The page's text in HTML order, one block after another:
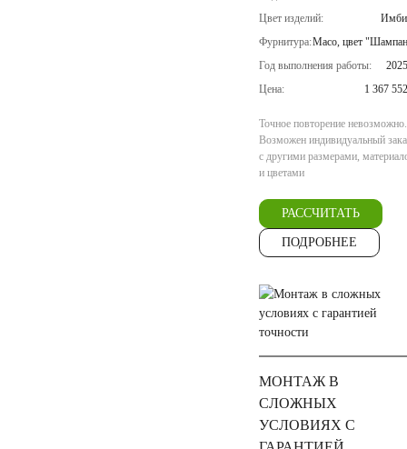
Цвет изделий:
Фурнитура:Maco, цвет
Год выполнения работы:
Цена:
1 367
Точное повторение невозможно.
Возможен индивидуальный
с другими размерами,
и цветами
РАССЧИТАТЬ
ПОДРОБНЕЕ
МОНТАЖ В
СЛОЖНЫХ
УСЛОВИЯХ С